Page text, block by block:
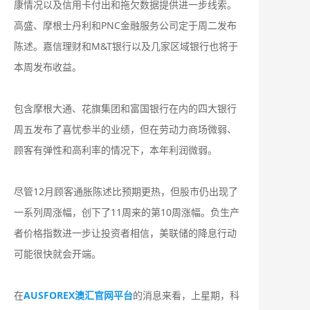
康情况以及信用卡付出和拖欠数据提供进一步线索。
高盛、摩根士丹利和PNC金融服务公司定于周二发布
陈述。嘉信理财和M&T银行以及几家区域银行也将于
本周发布收益。
包含摩根大通、花旗集团和富国银行在内的四大银行
周五发布了喜忧参半的业绩，但在劳动力商场微弱、
顾客有弹性和高利率的情况下，本年利润微弱。
尽管12月顾客通胀陈述比预期更热，但股市仍出现了
一系列周涨幅，创下了11周来的第10周涨幅。负生产
者价格指数进一步让投资者相信，美联储的降息行动
可能很快就会开端。
在AUSFOREX澳汇官网平台的消息来看，上星期，科